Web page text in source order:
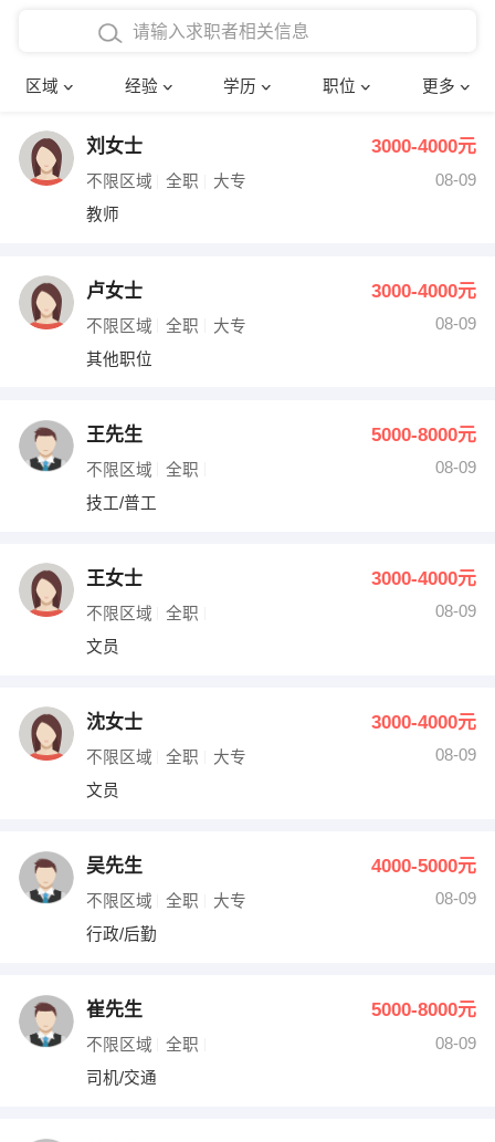
区域 经验 学历 职位 更多
在校学生工作经验
四年以上工作经验
五年以上工作经验
博士
文员 护士
财务会计
网络IT
收银员
水电/机修
编辑 法律
其他职位
确定
刘女士 3000-4000元
不限区域 全职 大专
08-09
教师
卢女士 3000-4000元
不限区域 全职 大专
08-09
其他职位
王先生 5000-8000元
不限区域 全职
08-09
技工/普工
王女士 3000-4000元
不限区域 全职
08-09
文员
沈女士 3000-4000元
不限区域 全职 大专
08-09
文员
吴先生 4000-5000元
不限区域 全职 大专
08-09
行政/后勤
崔先生 5000-8000元
不限区域 全职
08-09
司机/交通